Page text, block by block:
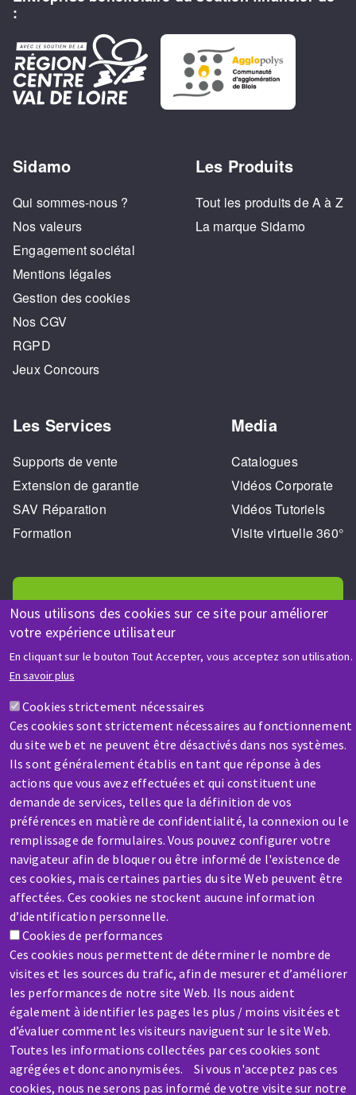
Nous utilisons des cookies sur ce site pour améliorer
votre expérience utilisateur
En cliquant sur le bouton Tout Accepter, vous acceptez son utilisation.
En savoir plus
Cookies strictement nécessaires
Ces cookies sont strictement nécessaires au fonctionnement
du site web et ne peuvent être désactivés dans nos systèmes.
Ils sont généralement établis en tant que réponse à des
actions que vous avez effectuées et qui constituent une
demande de services, telles que la définition de vos
préférences en matière de confidentialité, la connexion ou le
remplissage de formulaires. Vous pouvez configurer votre
navigateur afin de bloquer ou être informé de l'existence de
ces cookies, mais certaines parties du site Web peuvent être
affectées. Ces cookies ne stockent aucune information
d’identification personnelle.
Cookies de performances
Ces cookies nous permettent de déterminer le nombre de
visites et les sources du trafic, afin de mesurer et d’améliorer
les performances de notre site Web. Ils nous aident
également à identifier les pages les plus / moins visitées et
d’évaluer comment les visiteurs naviguent sur le site Web.
Toutes les informations collectées par ces cookies sont
agrégées et donc anonymisées. Si vous n'acceptez pas ces
cookies, nous ne serons pas informé de votre visite sur notre
:
Sidamo
Qui sommes-nous ?
Nos valeurs
Engagement sociétal
Mentions légales
Gestion des cookies
Nos CGV
RGPD
Jeux Concours
Les Produits
Tout les produits de A à Z
La marque Sidamo
Les Services
Supports de vente
Extension de garantie
SAV Réparation
Formation
Media
Catalogues
Vidéos Corporate
Vidéos Tutoriels
Visite virtuelle 360°
AIDE & CONTACT
Une question ? Un renseignement ?
Contactez-nous
SAV / RÉPARATION
Une machine cassée ? En panne ?
Contactez-nous
Aller
au
contenu
principal